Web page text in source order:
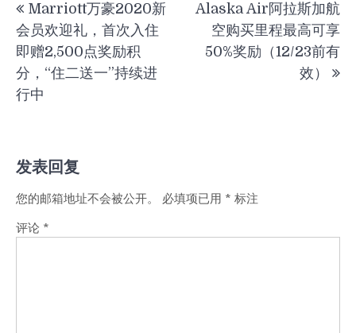
章
导
航
Marriott万豪2020新
会员欢迎礼，首次入住
即赠2,500点奖励积
分，“住二送一”持续进
行中
Alaska Air阿拉斯加航
空购买里程最高可享
50%奖励（12/23前有
效）
发表回复
您的邮箱地址不会被公开。 必填项已用 * 标注
评论 *